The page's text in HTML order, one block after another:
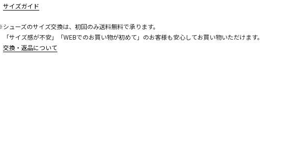
サイズガイド
ューズのサイズ交換は、初回のみ送料無料で承ります。
「サイズ感が不安」「WEBでのお買い物が初めて」のお客様も安心してお買い物いただけます。
交換・返品について